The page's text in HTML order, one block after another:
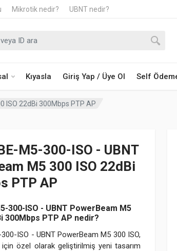
Mikrotik nedir? UBNT nedir?
Kıyasla Giriş Yap / Üye Ol Self
ISO 22dBi 300Mbps PTP AP
M5-300-ISO - UBNT
M5 300 ISO 22dBi
PTP AP
300-ISO - UBNT PowerBeam M5
300Mbps PTP AP nedir?
ISO - UBNT PowerBeam M5 300 ISO,
özel olarak geliştirilmiş yeni tasarım